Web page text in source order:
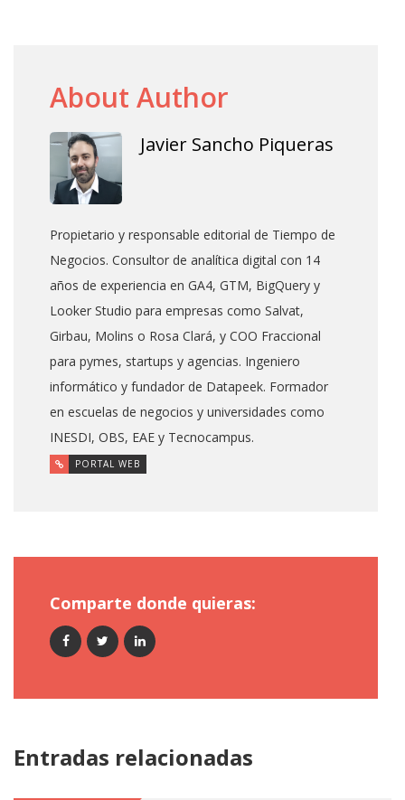
About Author
Javier Sancho Piqueras
Propietario y responsable editorial de Tiempo de
Negocios. Consultor de analítica digital con 14
años de experiencia en GA4, GTM, BigQuery y
Looker Studio para empresas como Salvat,
Girbau, Molins o Rosa Clará, y COO Fraccional
para pymes, startups y agencias. Ingeniero
informático y fundador de Datapeek. Formador
en escuelas de negocios y universidades como
INESDI, OBS, EAE y Tecnocampus.
PORTAL WEB
Comparte donde quieras:
Entradas relacionadas